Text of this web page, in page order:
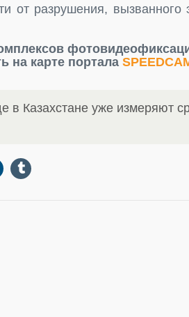
от разрушения, вызванного
на карте портала
в Казахстане уже измеряют